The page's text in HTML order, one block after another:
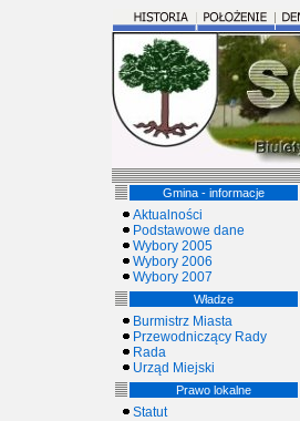
Gmina - informacje
Aktualności
Podstawowe dane
Wybory 2005
Wybory 2006
Wybory 2007
Władze
Burmistrz Miasta
Przewodniczący Rady
Rada
Urząd Miejski
Prawo lokalne
Statut